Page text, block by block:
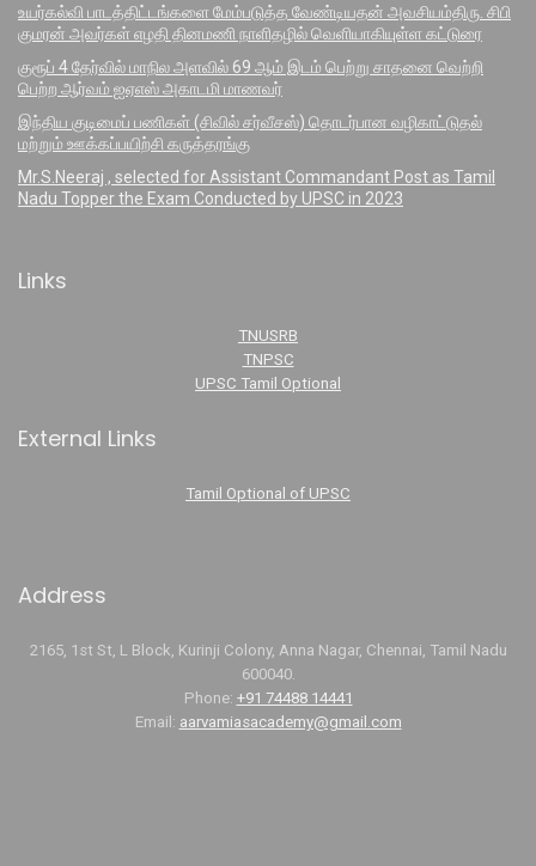
உயர்கல்வி பாடத்திட்டங்களை மேம்படுத்த வேண்டியதன் அவசியம்திரு. சிபி
குமரன் அவர்கள் எழதி தினமணி நாளிதழில் வெளியாகியுள்ள கட்டுரை
குரூப் 4 தேர்வில் மாநில அளவில் 69 ஆம் இடம் பெற்று சாதனை வெற்றி
பெற்ற ஆர்வம் ஐஏஎஸ் அகாடமி மாணவர்
இந்திய குடிமைப் பணிகள் (சிவில் சர்வீசஸ்) தொடர்பான வழிகாட்டுதல்
மற்றும் ஊக்கப்பயிற்சி கருத்தரங்கு
Mr.S.Neeraj , selected for Assistant Commandant Post as Tamil
Nadu Topper the Exam Conducted by UPSC in 2023
Links
TNUSRB
TNPSC
UPSC Tamil Optional
External Links
Tamil Optional of UPSC
Address
2165, 1st St, L Block, Kurinji Colony, Anna Nagar, Chennai, Tamil Nadu
600040.
Phone: +91 74488 14441
Email: aarvamiasacademy@gmail.com